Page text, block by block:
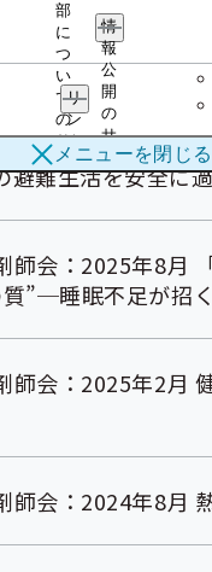
部
に
つ
い
て
の
サ
ブ
メ
情
報
公
開
の
サ
ブ
メ
ュ
リ
ン
ク
集
の
ニ
ュ
メニューを閉じる
師会：2026年8月
師会：2026年2月
避難生活を安全に
師会：2025年8月
”─睡眠不足が招
師会：2025年2月
師会：2024年8月